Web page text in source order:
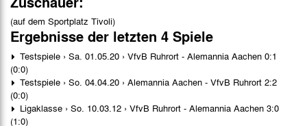
(auf dem Sportplatz Tivoli)
Ergebnisse der letzten 4 Spiele
Testspiele › Sa. 01.05.20 › VfvB Ruhrort - Alemannia Aachen 0:1
(0:0)
Testspiele › So. 04.04.20 › Alemannia Aachen - VfvB Ruhrort 2:2
(0:0)
Ligaklasse › So. 10.03.12 › VfvB Ruhrort - Alemannia Aachen 3:0
(1:0)